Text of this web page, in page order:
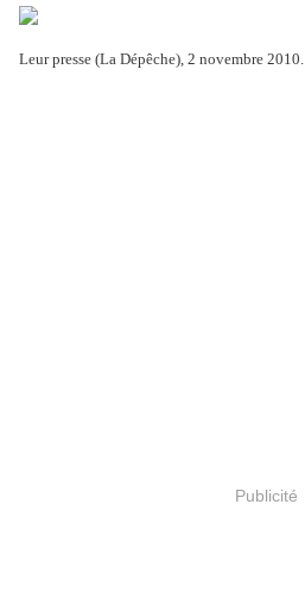
Leur presse (La Dépêche), 2 novembre 2010.
Publicité